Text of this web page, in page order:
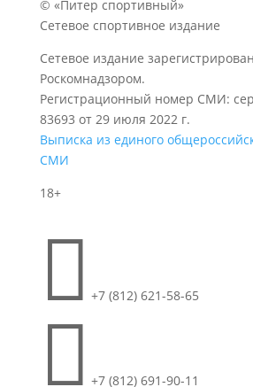
© «Питер спортивный»
Сетевое спортивное издание
Сетевое издание
Роскомнадзором.
Регистрационный номер СМИ:
83693 от 29 июля 2022 г.
Выписка из единого
СМИ
18+
 +7 (812) 621-58-65
 +7 (812) 691-90-11